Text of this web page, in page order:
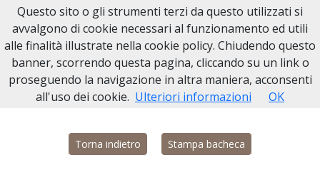
Necrologi Leinì
Home Italia TO Leinì Vincenzo Lazzari
Torna indietro Stampa bacheca
Questo sito o gli strumenti terzi da questo utilizzati si
avvalgono di cookie necessari al funzionamento ed utili
alle finalità illustrate nella cookie policy. Chiudendo questo
banner, scorrendo questa pagina, cliccando su un link o
proseguendo la navigazione in altra maniera, acconsenti
all'uso dei cookie. Ulteriori informazioni OK